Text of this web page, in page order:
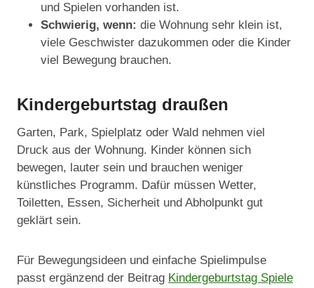
und Spielen vorhanden ist.
Schwierig, wenn: die Wohnung sehr klein ist,
viele Geschwister dazukommen oder die Kinder
viel Bewegung brauchen.
Kindergeburtstag draußen
Garten, Park, Spielplatz oder Wald nehmen viel
Druck aus der Wohnung. Kinder können sich
bewegen, lauter sein und brauchen weniger
künstliches Programm. Dafür müssen Wetter,
Toiletten, Essen, Sicherheit und Abholpunkt gut
geklärt sein.
Für Bewegungsideen und einfache Spielimpulse
passt ergänzend der Beitrag Kindergeburtstag Spiele